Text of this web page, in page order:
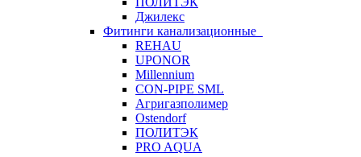
Джилекс
Фитинги канализационные
REHAU
UPONOR
Millennium
CON-PIPE SML
Агригазполимер
Ostendorf
ПОЛИТЭК
PRO AQUA